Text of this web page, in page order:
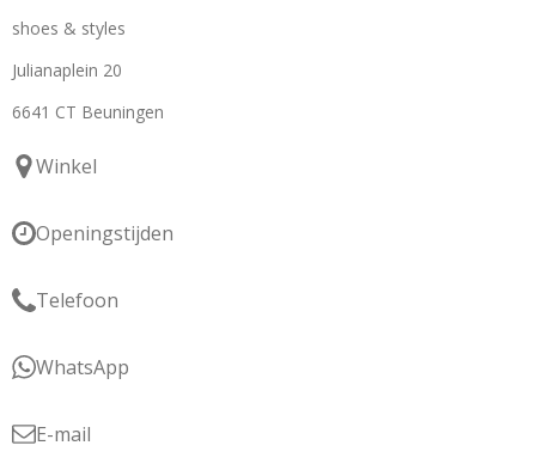
shoes & styles
Julianaplein 20
6641 CT Beuningen
Winkel
Openingstijden
Telefoon
WhatsApp
E-mail